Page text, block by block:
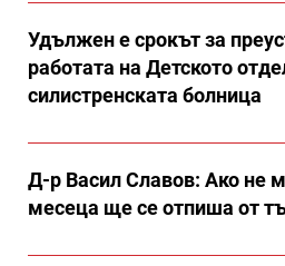
Удължен е срокът за
работата на Детското
силистренската болница
Д-р Васил Славов: Ако не
месеца ще се отпиша от